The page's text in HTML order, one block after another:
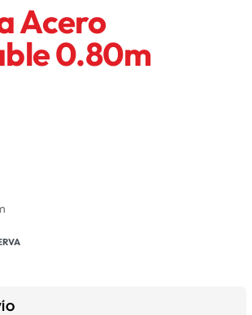
Acero
0.80m